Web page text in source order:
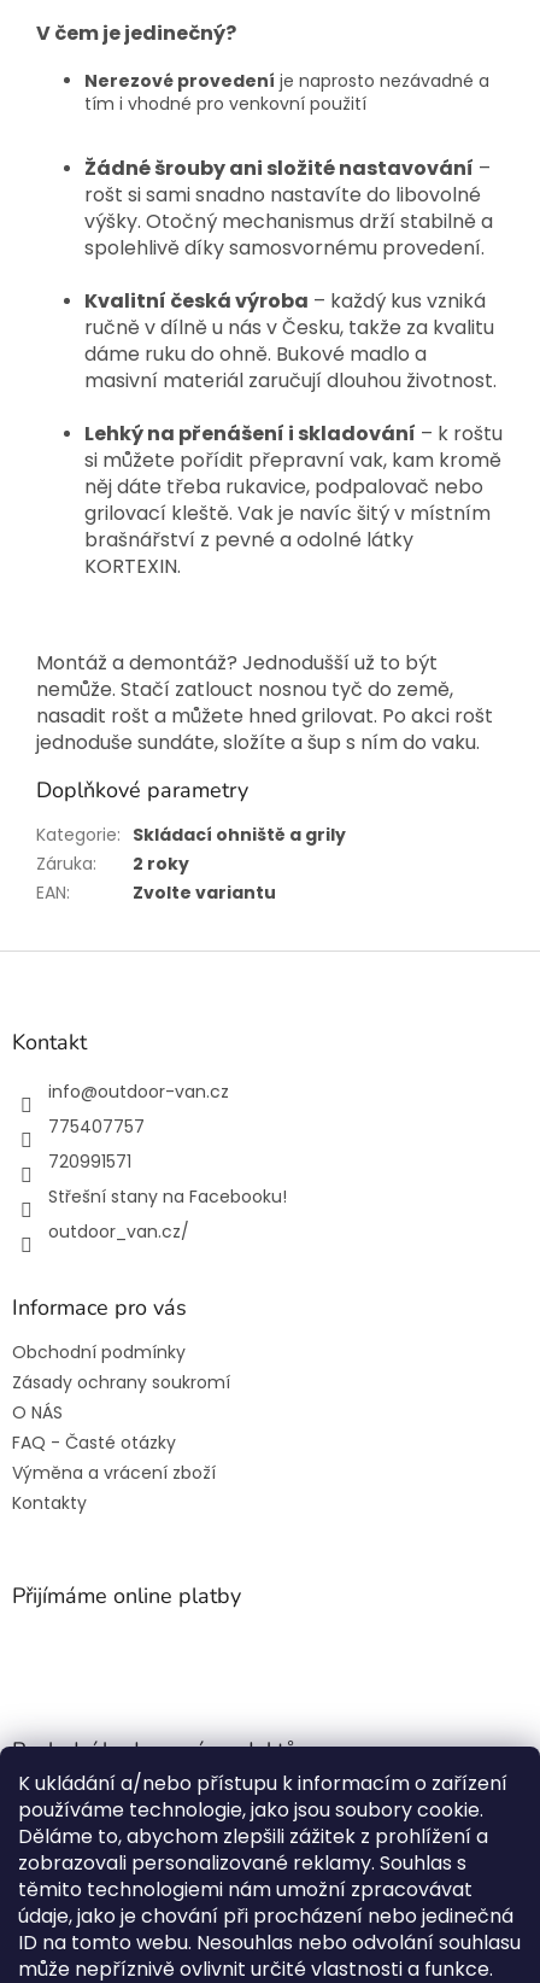
K ukládání a/nebo přístupu k informacím o zařízení
používáme technologie, jako jsou soubory cookie.
Děláme to, abychom zlepšili zážitek z prohlížení a
zobrazovali personalizované reklamy. Souhlas s
těmito technologiemi nám umožní zpracovávat
údaje, jako je chování při procházení nebo jedinečná
ID na tomto webu. Nesouhlas nebo odvolání souhlasu
může nepříznivě ovlivnit určité vlastnosti a funkce.
V čem je jedinečný?
Nerezové provedení je naprosto nezávadné a
tím i vhodné pro venkovní použití
Žádné šrouby ani složité nastavování –
rošt si sami snadno nastavíte do libovolné
výšky. Otočný mechanismus drží stabilně a
spolehlivě díky samosvornému provedení.
Kvalitní česká výroba – každý kus vzniká
ručně v dílně u nás v Česku, takže za kvalitu
dáme ruku do ohně. Bukové madlo a
masivní materiál zaručují dlouhou životnost.
Lehký na přenášení i skladování – k roštu
si můžete pořídit přepravní vak, kam kromě
něj dáte třeba rukavice, podpalovač nebo
grilovací kleště. Vak je navíc šitý v místním
brašnářství z pevné a odolné látky
KORTEXIN.
Montáž a demontáž? Jednodušší už to být
nemůže. Stačí zatlouct nosnou tyč do země,
nasadit rošt a můžete hned grilovat. Po akci rošt
jednoduše sundáte, složíte a šup s ním do vaku.
Doplňkové parametry
Kategorie: Skládací ohniště a grily
Záruka:
2 roky
EAN: Zvolte variantu
Z
Kontakt
info@outdoor-van.cz
775407757
720991571
Střešní stany na Facebooku!
outdoor_van.cz/
Informace pro vás
Obchodní podmínky
Zásady ochrany soukromí
O NÁS
FAQ - Časté otázky
Výměna a vrácení zboží
Kontakty
Přijímáme online platby
Poslední hodnocení produktů
Jehla do nádrže k nezávislému topení
Hodnocení produktu je 5 z 5 hvězdiček.
| Martin Nevrlý
ano
Kempingové skládací křeslo Front Runner Expander Chair
Hodnocení produktu je 5 z 5 hvězdiček.
|